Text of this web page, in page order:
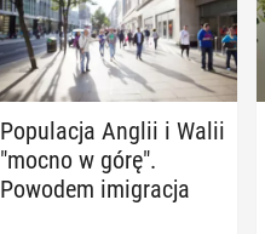
Po­pu­la­cja Anglii i Walii
"mocno w górę".
Powodem imi­gra­cja